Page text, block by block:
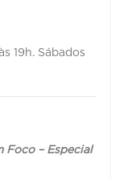
19h. Sábados
Foco – Especial